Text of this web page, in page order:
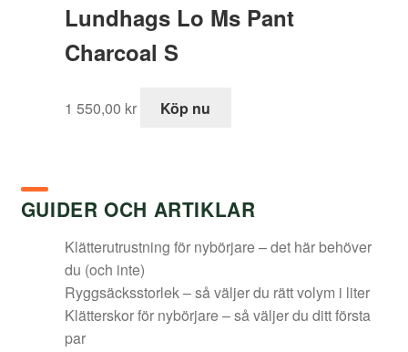
Lundhags Lo Ms Pant
Charcoal S
1 550,00 kr Köp nu
GUIDER OCH ARTIKLAR
Klätterutrustning för nybörjare – det här behöver
du (och inte)
Ryggsäcksstorlek – så väljer du rätt volym i liter
Klätterskor för nybörjare – så väljer du ditt första
par